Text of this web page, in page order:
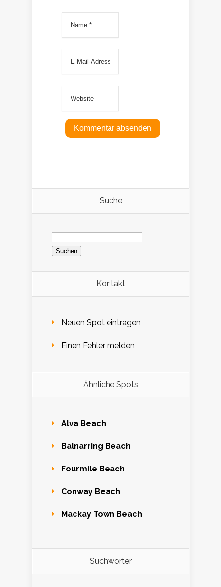
Suche
Suchen
nach:
Kontakt
Neuen Spot eintragen
Einen Fehler melden
Ähnliche Spots
Alva Beach
Balnarring Beach
Fourmile Beach
Conway Beach
Mackay Town Beach
Suchwörter